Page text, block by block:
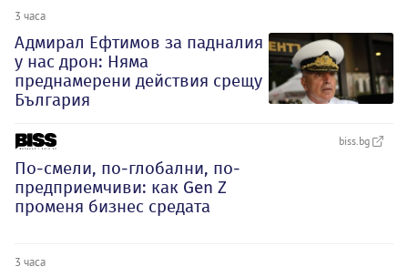
3 часа
Адмирал Ефтимов за падналия
у нас дрон: Няма
преднамерени действия срещу
България
biss.bg
По-смели, по-глобални, по-
предприемчиви: как Gen Z
променя бизнес средата
3 часа